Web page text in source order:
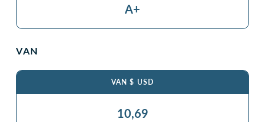
A+
VAN
VAN $ USD
10,69